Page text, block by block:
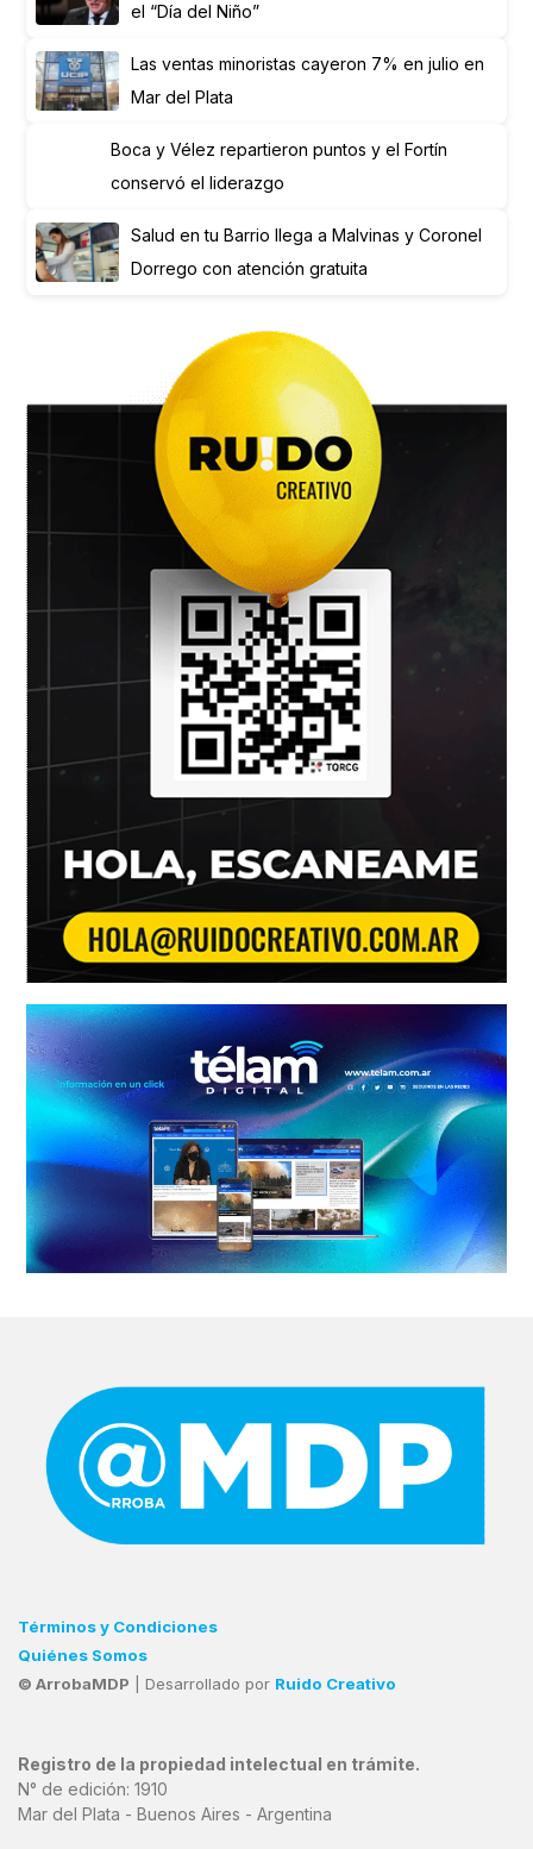
el “Día del Niño”
Las ventas minoristas cayeron 7% en julio en
Mar del Plata
Boca y Vélez repartieron puntos y el Fortín
conservó el liderazgo
Salud en tu Barrio llega a Malvinas y Coronel
Dorrego con atención gratuita
Términos y Condiciones
Quiénes Somos
© ArrobaMDP | Desarrollado por Ruido Creativo
Registro de la propiedad intelectual en trámite.
N° de edición: 1910
Mar del Plata - Buenos Aires - Argentina